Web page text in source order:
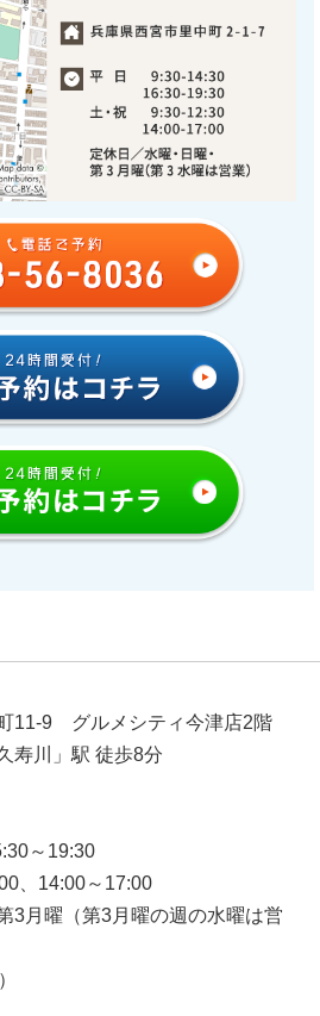
11-9 グルメシティ今津店2階
寿川」駅 徒歩8分
～19:30
、14:00～17:00
3月曜（第3月曜の週の水曜は営